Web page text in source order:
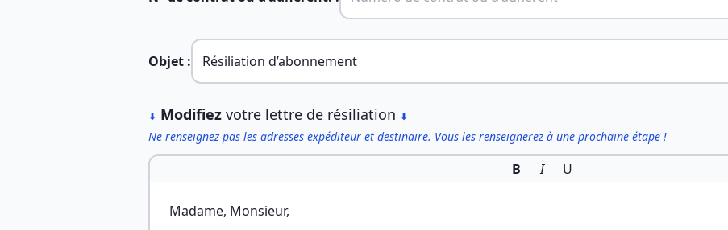
Objet :
⬇ Modifiez votre lettre de résiliation ⬇
Ne renseignez pas les adresses expéditeur et destinaire. Vous les renseignerez à une prochaine étape !
B I U
Madame, Monsieur,